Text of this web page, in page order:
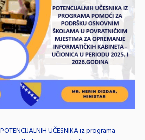
UČESNIKA iz programa